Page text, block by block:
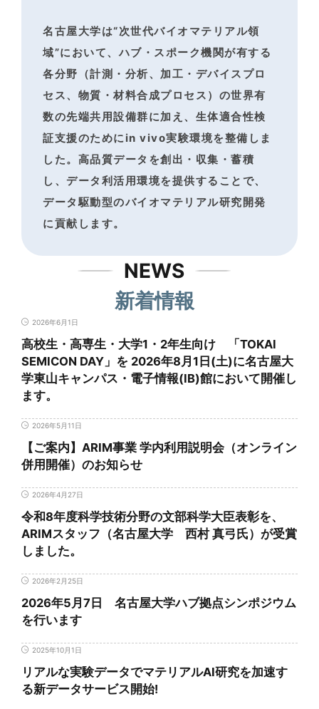
名古屋大学は“次世代バイオマテリアル領
域”において、ハブ・スポーク機関が有する
各分野（計測・分析、加工・デバイスプロ
セス、物質・材料合成プロセス）の世界有
数の先端共用設備群に加え、生体適合性検
証支援のためにin vivo実験環境を整備しま
した。 高品質データを創出・収集・蓄積
し、データ利活用環境を提供することで、
データ駆動型のバイオマテリアル研究開発
に貢献します。
NEWS
新着情報
2026年6月1日
高校生・高専生・大学1・2年生向け 「TOKAI
SEMICON DAY」を 2026年8月1日(土)に名古屋大
学東山キャンパス・電子情報(IB)館において開催し
ます。
2026年5月11日
【ご案内】ARIM事業 学内利用説明会（オンライン
併用開催）のお知らせ
2026年4月27日
令和8年度科学技術分野の文部科学大臣表彰を、
ARIMスタッフ（名古屋大学 西村 真弓氏）が受賞
しました。
2026年2月25日
2026年5月7日 名古屋大学ハブ拠点シンポジウム
を行います
2025年10月1日
リアルな実験データでマテリアルAI研究を加速す
る新データサービス開始!